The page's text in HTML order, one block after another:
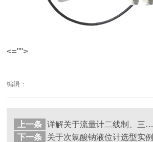
<="">
编辑：
上一条
详解关于流量计二线制、三线制、四线制的区别在哪里
下一条
关于次氯酸钠液位计选型实例